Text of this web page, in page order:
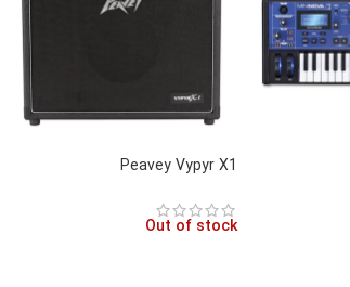
Peavey Vypyr X1
Out of stock